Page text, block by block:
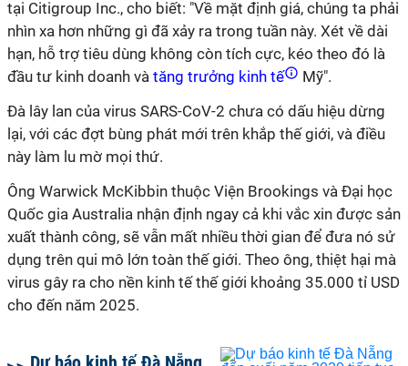
tại Citigroup Inc., cho biết: "Về mặt định giá, chúng ta phải
nhìn xa hơn những gì đã xảy ra trong tuần này. Xét về dài
hạn, hỗ trợ tiêu dùng không còn tích cực, kéo theo đó là
đầu tư kinh doanh và tăng trưởng kinh tế
Mỹ".
Đà lây lan của virus SARS-CoV-2 chưa có dấu hiệu dừng
lại, với các đợt bùng phát mới trên khắp thế giới, và điều
này làm lu mờ mọi thứ.
Ông Warwick McKibbin thuộc Viện Brookings và Đại học
Quốc gia Australia nhận định ngay cả khi vắc xin được sản
xuất thành công, sẽ vẫn mất nhiều thời gian để đưa nó sử
dụng trên qui mô lớn toàn thế giới. Theo ông, thiệt hại mà
virus gây ra cho nền kinh tế thế giới khoảng 35.000 tỉ USD
cho đến năm 2025.